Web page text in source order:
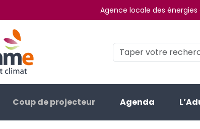
Agence locale des
Coup de projecteur Agenda